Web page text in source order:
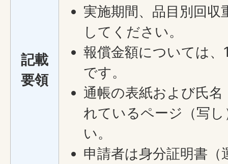
記載
要領
実施期間、品目別回収
してください。
報償金額については
です。
通帳の表紙および氏
れているページ（写
い。
申請者は身分証明書（